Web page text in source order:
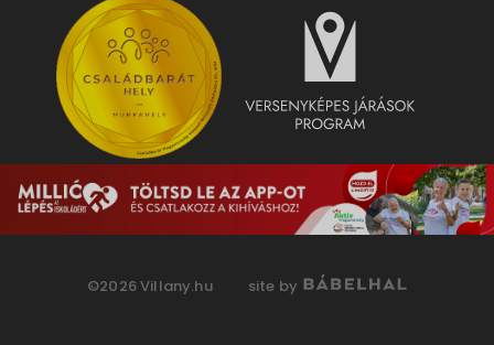
©2026 Villany.hu site by